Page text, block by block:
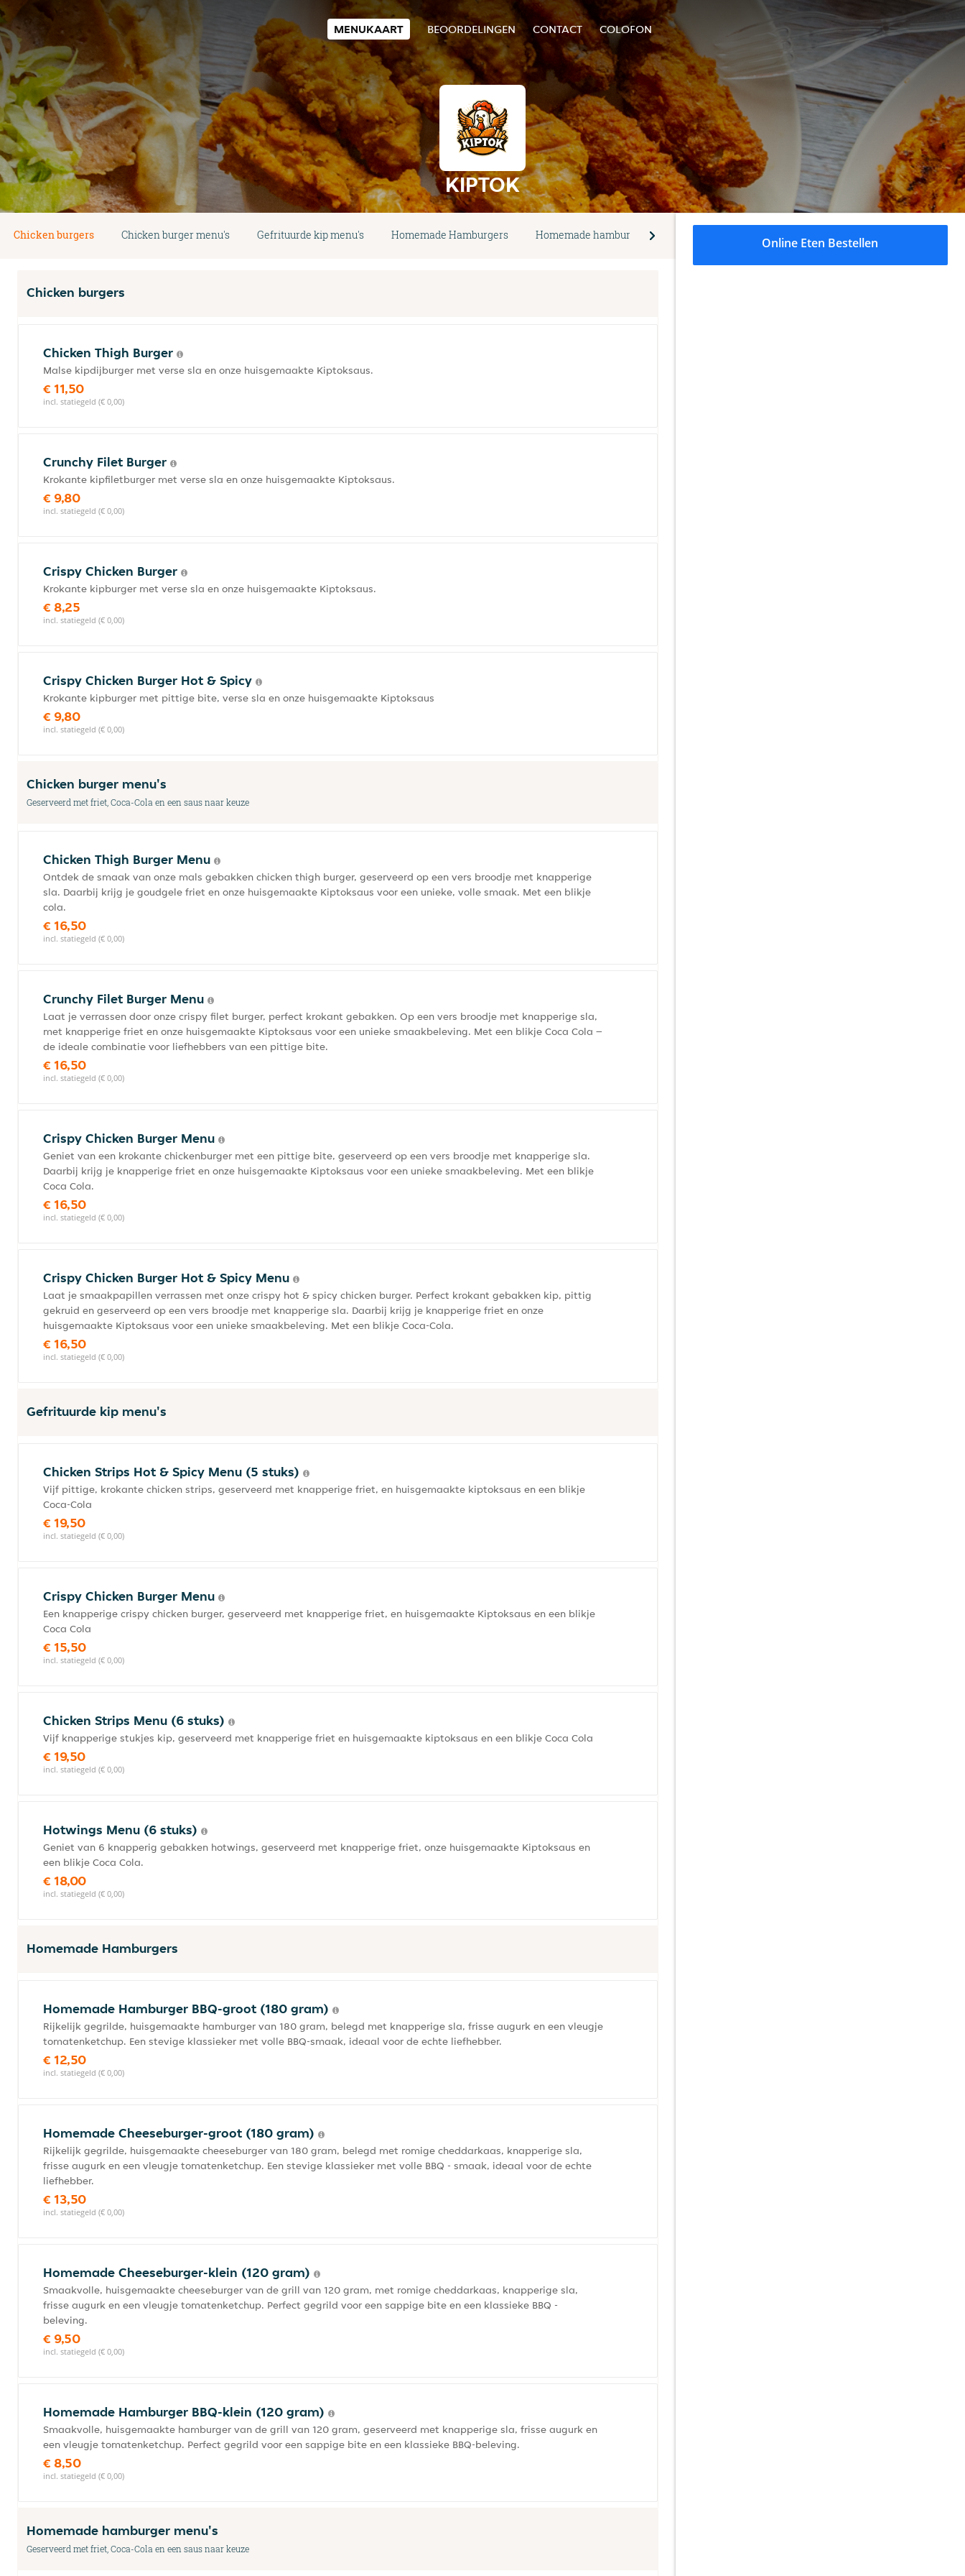
MENUKAART BEOORDELINGEN CONTACT COLOFON
KIPTOK
Chicken burgers Chicken burger menu's Gefrituurde kip menu's Homemade Hamburgers Homemade hamburger menu's
Chicken burgers
Chicken Thigh Burger
Malse kipdijburger met verse sla en onze huisgemaakte Kiptoksaus.
€ 11,50
incl. statiegeld (€ 0,00)
Crunchy Filet Burger
Krokante kipfiletburger met verse sla en onze huisgemaakte Kiptoksaus.
€ 9,80
incl. statiegeld (€ 0,00)
Crispy Chicken Burger
Krokante kipburger met verse sla en onze huisgemaakte Kiptoksaus.
€ 8,25
incl. statiegeld (€ 0,00)
Crispy Chicken Burger Hot & Spicy
Krokante kipburger met pittige bite, verse sla en onze huisgemaakte Kiptoksaus
€ 9,80
incl. statiegeld (€ 0,00)
Chicken burger menu's
Geserveerd met friet, Coca-Cola en een saus naar keuze
Chicken Thigh Burger Menu
Ontdek de smaak van onze mals gebakken chicken thigh burger, geserveerd op een vers broodje met knapperige
sla. Daarbij krijg je goudgele friet en onze huisgemaakte Kiptoksaus voor een unieke, volle smaak. Met een blikje
cola.
€ 16,50
incl. statiegeld (€ 0,00)
Crunchy Filet Burger Menu
Laat je verrassen door onze crispy filet burger, perfect krokant gebakken. Op een vers broodje met knapperige sla,
met knapperige friet en onze huisgemaakte Kiptoksaus voor een unieke smaakbeleving. Met een blikje Coca Cola –
de ideale combinatie voor liefhebbers van een pittige bite.
€ 16,50
incl. statiegeld (€ 0,00)
Crispy Chicken Burger Menu
Geniet van een krokante chickenburger met een pittige bite, geserveerd op een vers broodje met knapperige sla.
Daarbij krijg je knapperige friet en onze huisgemaakte Kiptoksaus voor een unieke smaakbeleving. Met een blikje
Coca Cola.
€ 16,50
incl. statiegeld (€ 0,00)
Crispy Chicken Burger Hot & Spicy Menu
Laat je smaakpapillen verrassen met onze crispy hot & spicy chicken burger. Perfect krokant gebakken kip, pittig
gekruid en geserveerd op een vers broodje met knapperige sla. Daarbij krijg je knapperige friet en onze
huisgemaakte Kiptoksaus voor een unieke smaakbeleving. Met een blikje Coca-Cola.
€ 16,50
incl. statiegeld (€ 0,00)
Gefrituurde kip menu's
Chicken Strips Hot & Spicy Menu (5 stuks)
Vijf pittige, krokante chicken strips, geserveerd met knapperige friet, en huisgemaakte kiptoksaus en een blikje
Coca-Cola
€ 19,50
incl. statiegeld (€ 0,00)
Crispy Chicken Burger Menu
Een knapperige crispy chicken burger, geserveerd met knapperige friet, en huisgemaakte Kiptoksaus en een blikje
Coca Cola
€ 15,50
incl. statiegeld (€ 0,00)
Chicken Strips Menu (6 stuks)
Vijf knapperige stukjes kip, geserveerd met knapperige friet en huisgemaakte kiptoksaus en een blikje Coca Cola
€ 19,50
incl. statiegeld (€ 0,00)
Hotwings Menu (6 stuks)
Geniet van 6 knapperig gebakken hotwings, geserveerd met knapperige friet, onze huisgemaakte Kiptoksaus en
een blikje Coca Cola.
€ 18,00
incl. statiegeld (€ 0,00)
Homemade Hamburgers
Homemade Hamburger BBQ-groot (180 gram)
Rijkelijk gegrilde, huisgemaakte hamburger van 180 gram, belegd met knapperige sla, frisse augurk en een vleugje
tomatenketchup. Een stevige klassieker met volle BBQ-smaak, ideaal voor de echte liefhebber.
€ 12,50
incl. statiegeld (€ 0,00)
Homemade Cheeseburger-groot (180 gram)
Rijkelijk gegrilde, huisgemaakte cheeseburger van 180 gram, belegd met romige cheddarkaas, knapperige sla,
frisse augurk en een vleugje tomatenketchup. Een stevige klassieker met volle BBQ - smaak, ideaal voor de echte
liefhebber.
€ 13,50
incl. statiegeld (€ 0,00)
Homemade Cheeseburger-klein (120 gram)
Smaakvolle, huisgemaakte cheeseburger van de grill van 120 gram, met romige cheddarkaas, knapperige sla,
frisse augurk en een vleugje tomatenketchup. Perfect gegrild voor een sappige bite en een klassieke BBQ -
beleving.
€ 9,50
incl. statiegeld (€ 0,00)
Homemade Hamburger BBQ-klein (120 gram)
Smaakvolle, huisgemaakte hamburger van de grill van 120 gram, geserveerd met knapperige sla, frisse augurk en
een vleugje tomatenketchup. Perfect gegrild voor een sappige bite en een klassieke BBQ-beleving.
€ 8,50
incl. statiegeld (€ 0,00)
Homemade hamburger menu's
Geserveerd met friet, Coca-Cola en een saus naar keuze
Online Eten Bestellen